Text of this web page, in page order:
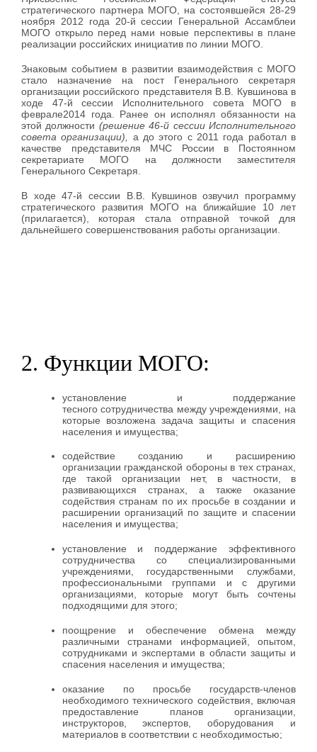
стратегического партнера МОГО, на состоявшейся 28-29
ноября 2012 года 20-й сессии Генеральной Ассамблеи
МОГО открыло перед нами новые перспективы в плане
реализации российских инициатив по линии МОГО.
Знаковым событием в развитии взаимодействия с МОГО
стало назначение на пост Генерального секретаря
организации российского представителя В.В. Кувшинова в
ходе 47-й сессии Исполнительного совета МОГО в
феврале2014 года. Ранее он исполнял обязанности на
этой должности (решение 46-й сессии Исполнительного
совета организации), а до этого с 2011 года работал в
качестве представителя МЧС России в Постоянном
секретариате МОГО на должности заместителя
Генерального Секретаря.
В ходе 47-й сессии В.В. Кувшинов озвучил программу
стратегического развития МОГО на ближайшие 10 лет
(прилагается), которая стала отправной точкой для
дальнейшего совершенствования работы организации.
2. Функции МОГО:
установление и поддержание
тесного сотрудничества между учреждениями, на
которые возложена задача защиты и спасения
населения и имущества;
содействие созданию и расширению
организации гражданской обороны в тех странах,
где такой организации нет, в частности, в
развивающихся странах, а также оказание
содействия странам по их просьбе в создании и
расширении организаций по защите и спасении
населения и имущества;
установление и поддержание эффективного
сотрудничества со специализированными
учреждениями, государственными службами,
профессиональными группами и с другими
организациями, которые могут быть сочтены
подходящими для этого;
поощрение и обеспечение обмена между
различными странами информацией, опытом,
сотрудниками и экспертами в области защиты и
спасения населения и имущества;
оказание по просьбе государств-членов
необходимого технического содействия, включая
предоставление планов организации,
инструкторов, экспертов, оборудования и
материалов в соответствии с необходимостью;